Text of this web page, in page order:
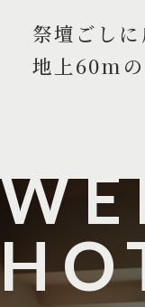
祭壇ごしに
地上60m